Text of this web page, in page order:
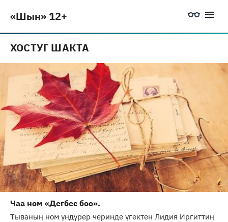
«Шын» 12+
ХОСТУГ ШАКТА
Чаа ном «Дегбес боо».
Тываның ном үндүрер черинде үгектен Лидия Иргиттиң